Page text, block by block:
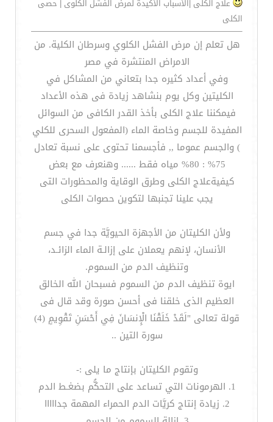
علاج الكلى |الأسباب الأكيدة لمرض الفشل الكلوى | حصى
الكلى
هل تعلم إن مرض الفشل الكلوي وسرطان الكلية. من
الامراض المنتشرة في مصر
وفي أعداد كثيره جدا بتعاني من المشاكل في
الكليتين وكل يوم بنشاهد زيادة فى هذه الأعداد
فيمكننا علاج الكلى بأخذ القدر الكافى من السوائل
المفيدة للجسم وخاصة الماء (المفعول السحرى للكلي
) والجسم عموما ,, فأجسمنا تحتوى على نسبة تعادل
75% : 80% مياه فقط ...... وهنعرف مع بعض
كيفيةعلاج الكلى وطرق الوقاية والمحظورات التى
يجب علينا تجنبها لتكوين حصوات الكلى
ولأن الكليتان من الأجهزة الحيويَّة جدا في جسم
الأنسان، لإنهم يعملان على إزالـة الماء الزائـد،
وتنظيف الدم من السموم.
ايوة تنظيف الدم من السموم فسبحان الله الخالق
العظيم الذى خلقنا فى أحسن صورة وقد قال فى
قولة تعالى "لَقَدْ خَلَقْنَا الْإِنسَانَ فِي أَحْسَنِ تَقْوِيمٍ (4)
سورة التين ..
وتقوم الكليتان بإنتاج ما يلى :-
1. الهرمونات التي تساعد على التحكُّم بضغـط الدم
2. زيادة إنتاج كريَّات الدم الحمراء المهمة جدااااا